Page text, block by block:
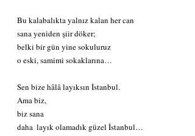
Bu kalabalıkta yalnız kalan her can
sana yeniden şiir döker;
belki bir gün yine sokuluruz
o eski, samimi sokaklarına…
Sen bize hâlâ layıksın İstanbul.
Ama biz,
biz sana
daha  layık olamadık güzel İstanbul…